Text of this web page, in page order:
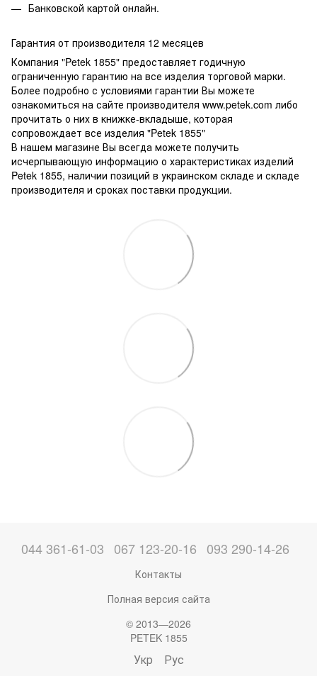
Банковской картой онлайн.
Гарантия от производителя 12 месяцев
Компания "Petek 1855" предоставляет годичную
ограниченную гарантию на все изделия торговой марки.
Более подробно с условиями гарантии Вы можете
ознакомиться на сайте производителя www.petek.com либо
прочитать о них в книжке-вкладыше, которая
сопровождает все изделия "Petek 1855"
В нашем магазине Вы всегда можете получить
исчерпывающую информацию о характеристиках изделий
Petek 1855, наличии позиций в украинском складе и складе
производителя и сроках поставки продукции.
044 361-61-03 067 123-20-16 093 290-14-26
Контакты
Полная версия сайта
© 2013—2026
PETEK 1855
Укр Рус